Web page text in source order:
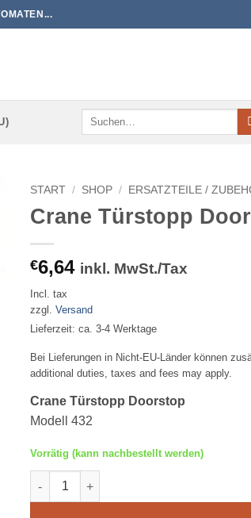
Suchen
START / SHOP / ERSATZTEILE /
Crane Türstopp
€6,64 inkl. MwSt./Tax
Incl. tax
zzgl. Versand
Lieferzeit: ca. 3-4 Werktage
Bei Lieferungen in Nicht-EU-Länder können
additional duties, taxes and fees may apply.
Crane Türstopp Doorstop
Modell 432
Vorrätig (kann nachbestellt werden)
Crane Türstopp Doorstop Menge